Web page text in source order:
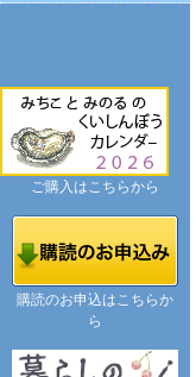
ご購入はこちらから
購読のお申込はこちらか
ら